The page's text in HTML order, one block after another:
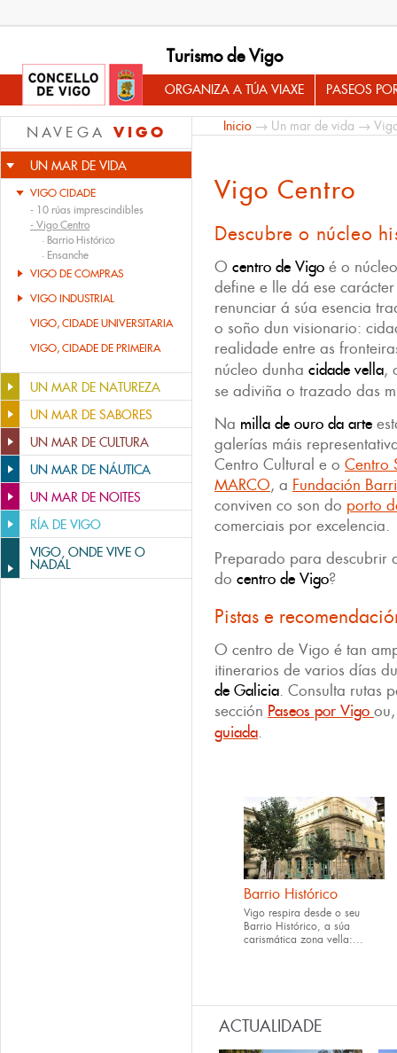
Turismo de Vigo
ORGANIZA A TÚA VIAXE PASEOS
NAVEGA VIGO
UN MAR DE VIDA
VIGO CIDADE
- 10 rúas imprescindibles
- Vigo Centro
· Barrio Histórico
· Ensanche
VIGO DE COMPRAS
VIGO INDUSTRIAL
VIGO, CIDADE UNIVERSITARIA
VIGO, CIDADE DE PRIMEIRA
UN MAR DE NATUREZA
UN MAR DE SABORES
UN MAR DE CULTURA
UN MAR DE NÁUTICA
UN MAR DE NOITES
RÍA DE VIGO
VIGO, ONDE VIVE O
NADAL
Inicio → Un mar de vida →
Vigo Centro
Descubre o núcleo
O centro de Vigo é o
define e lle dá ese
renunciar á súa esencia
o soño dun visionario:
realidade entre as
núcleo dunha cidade vella,
se adiviña o trazado das
Na milla de ouro da arte
galerías máis
Centro Cultural e o Centro
MARCO, a Fundación
conviven co son do porto
comerciais por excelencia.
Preparado para descubrir
do centro de Vigo?
Pistas e
O centro de Vigo é tan
itinerarios de varios días
de Galicia. Consulta rutas
sección Paseos por Vigo
guiada.
Barrio Histórico
Vigo respira desde o seu
Barrio Histórico, a súa
carismática zona vella:...
ACTUALIDADE